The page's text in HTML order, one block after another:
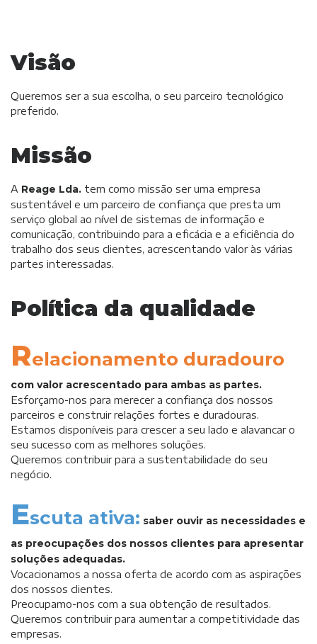
Visão
Queremos ser a sua escolha, o seu parceiro tecnológico
preferido.
Missão
A Reage Lda. tem como missão ser uma empresa
sustentável e um parceiro de confiança que presta um
serviço global ao nível de sistemas de informação e
comunicação, contribuindo para a eficácia e a eficiência do
trabalho dos seus clientes, acrescentando valor às várias
partes interessadas.
Política da qualidade
Relacionamento duradouro
com valor acrescentado para ambas as partes.
Esforçamo-nos para merecer a confiança dos nossos
parceiros e construir relações fortes e duradouras.
Estamos disponíveis para crescer a seu lado e alavancar o
seu sucesso com as melhores soluções.
Queremos contribuir para a sustentabilidade do seu
negócio.
Escuta ativa: saber ouvir as necessidades e
as preocupações dos nossos clientes para apresentar
soluções adequadas.
Vocacionamos a nossa oferta de acordo com as aspirações
dos nossos clientes.
Preocupamo-nos com a sua obtenção de resultados.
Queremos contribuir para aumentar a competitividade das
empresas.